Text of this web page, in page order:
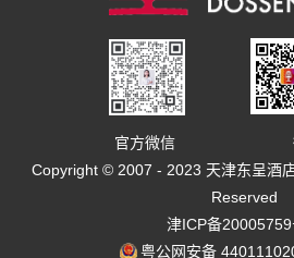
官方微信
Copyright © 2007 - 2023 天津东呈酒
Reserved
津ICP备20005759
粤公网安备